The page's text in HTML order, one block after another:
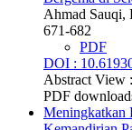
Ahmad Sauqi,
671-682
PDF
DOI :
Abstract View
PDF
Meningkatkan